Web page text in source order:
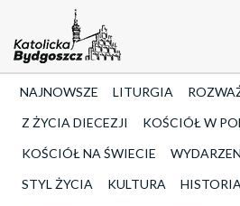
NAJNOWSZE LITURGIA
Z ŻYCIA DIECEZJI
KOŚCIÓŁ W
KOŚCIÓŁ NA ŚWIECIE
STYL ŻYCIA
KULTURA HISTORIA